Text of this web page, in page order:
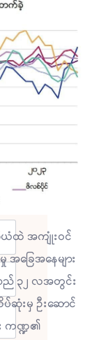
ယံထဲ အကျုံးဝင်
ြေအနေများ
ည် ၃၂ လအတွင်း
းမှ ဦးဆောင်
ကဏ္ဍ၏